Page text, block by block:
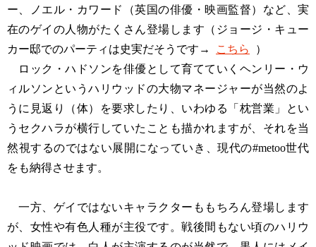
ー、ノエル・カワード（英国の俳優・映画監督）など、実
在のゲイの人物がたくさん登場します（ジョージ・キュー
カー邸でのパーティは史実だそうです→
こちら
）
ロック・ハドソンを俳優として育てていくヘンリー・ウ
ィルソンというハリウッドの大物マネージャーが当然のよ
うに見返り（体）を要求したり、いわゆる「枕営業」とい
うセクハラが横行していたことも描かれますが、それを当
然視するのではない展開になっていき、現代の#metoo世代
をも納得させます。
一方、ゲイではないキャラクターももちろん登場します
が、女性や有色人種が主役です。戦後間もない頃のハリウ